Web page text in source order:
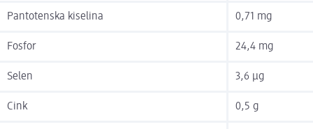
Pantotenska kiselina 0,71 mg
Fosfor 24,4 mg
Selen 3,6 µg
Cink 0,5 g